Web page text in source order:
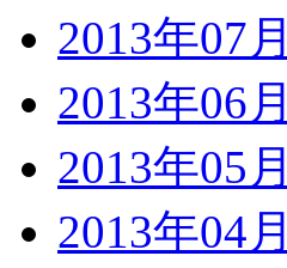
2013年07月
2013年06月
2013年05月
2013年04月